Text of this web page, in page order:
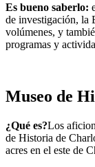
Es bueno saberlo:
de investigación, la
volúmenes, y
programas y
Museo de
¿Qué es?Los
de Historia de
acres en el este de